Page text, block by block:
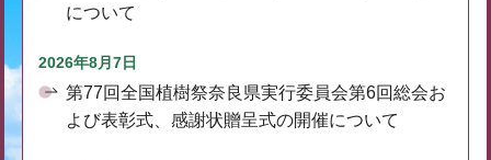
について
2026年8月7日
第77回全国植樹祭奈良県実行委員会第6回総会お
よび表彰式、感謝状贈呈式の開催について